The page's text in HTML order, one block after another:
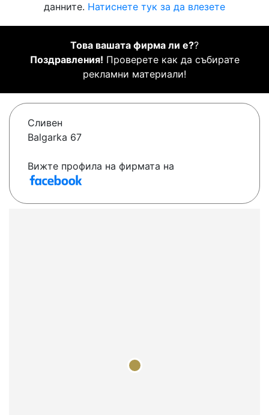
данните. Натиснете тук за да влезете
Това вашата фирма ли е??
Поздравления! Проверете как да събирате
рекламни материали!
Сливен
Balgarka 67
Вижте профила на фирмата на